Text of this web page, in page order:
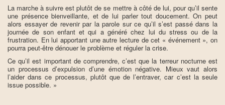
La marche à suivre est plutôt de se mettre à côté de lui, pour qu’il sente
une présence bienveillante, et de lui parler tout doucement. On peut
alors essayer de revenir par la parole sur ce qu’il s’est passé dans la
journée de son enfant et qui a généré chez lui du stress ou de la
frustration. En lui apportant une autre lecture de cet « événement », on
pourra peut-être dénouer le problème et réguler la crise.
Ce qu’il est important de comprendre, c’est que la terreur nocturne est
un processus d’expulsion d’une émotion négative. Mieux vaut alors
l’aider dans ce processus, plutôt que de l’entraver, car c’est la seule
issue possible. »